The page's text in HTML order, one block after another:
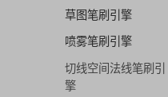
草图笔刷引擎
喷雾笔刷引擎
切线空间法线笔刷引
擎